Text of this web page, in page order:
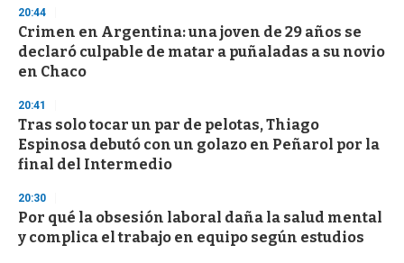
20:44
Crimen en Argentina: una joven de 29 años se
declaró culpable de matar a puñaladas a su novio
en Chaco
20:41
Tras solo tocar un par de pelotas, Thiago
Espinosa debutó con un golazo en Peñarol por la
final del Intermedio
20:30
Por qué la obsesión laboral daña la salud mental
y complica el trabajo en equipo según estudios